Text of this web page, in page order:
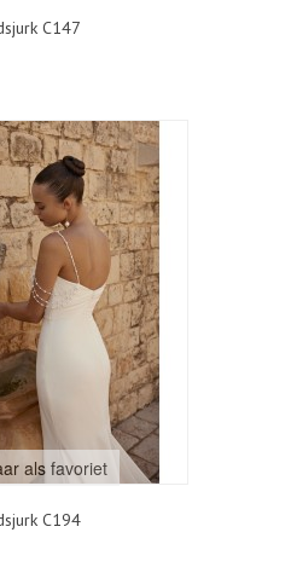
C147
C194
als favoriet